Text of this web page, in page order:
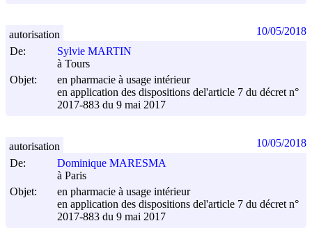
De:
Sylvie MARTIN
à Tours
Objet:
en pharmacie à usage intérieur
en application des dispositions del'article 7 du décret n°
2017-883 du 9 mai 2017
autorisation 10/05/2018
De:
Dominique MARESMA
à Paris
Objet:
en pharmacie à usage intérieur
en application des dispositions del'article 7 du décret n°
2017-883 du 9 mai 2017
autorisation 10/05/2018